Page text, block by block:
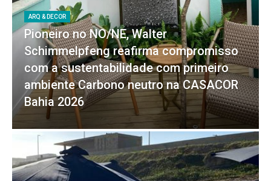
ARQ & DECOR
Pioneiro no NO/NE, Walter
Schimmelpfeng reafirma compromisso
com a sustentabilidade com primeiro
ambiente Carbono neutro na CASACOR
Bahia 2026